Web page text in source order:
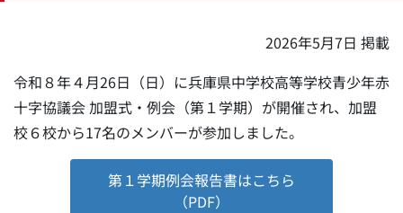
2026年5月7日 掲載
令和８年４月26日（日）に兵庫県中学校高等学校青少年赤
十字協議会 加盟式・例会（第１学期）が開催され、加盟
校６校から17名のメンバーが参加しました。
第１学期例会報告書はこちら
（PDF）